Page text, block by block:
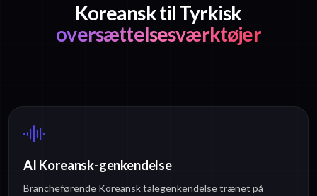
Koreansk til Tyrkisk
oversættelsesværktøjer
AI Koreansk-genkendelse
Brancheførende Koreansk talegenkendelse trænet på